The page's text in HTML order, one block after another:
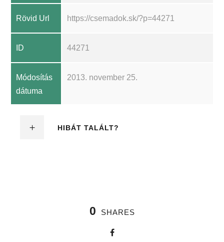
Rövid Url https://csemadok.sk/?p=44271
ID 44271
Módosítás
dátuma
2013. november 25.
HIBÁT TALÁLT?
0 SHARES